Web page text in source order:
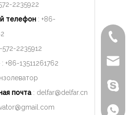
2235922
телефон : +86-
572-2235912
: +86-13511261762
почта: delfar@delfar.cn
+86-
+86-